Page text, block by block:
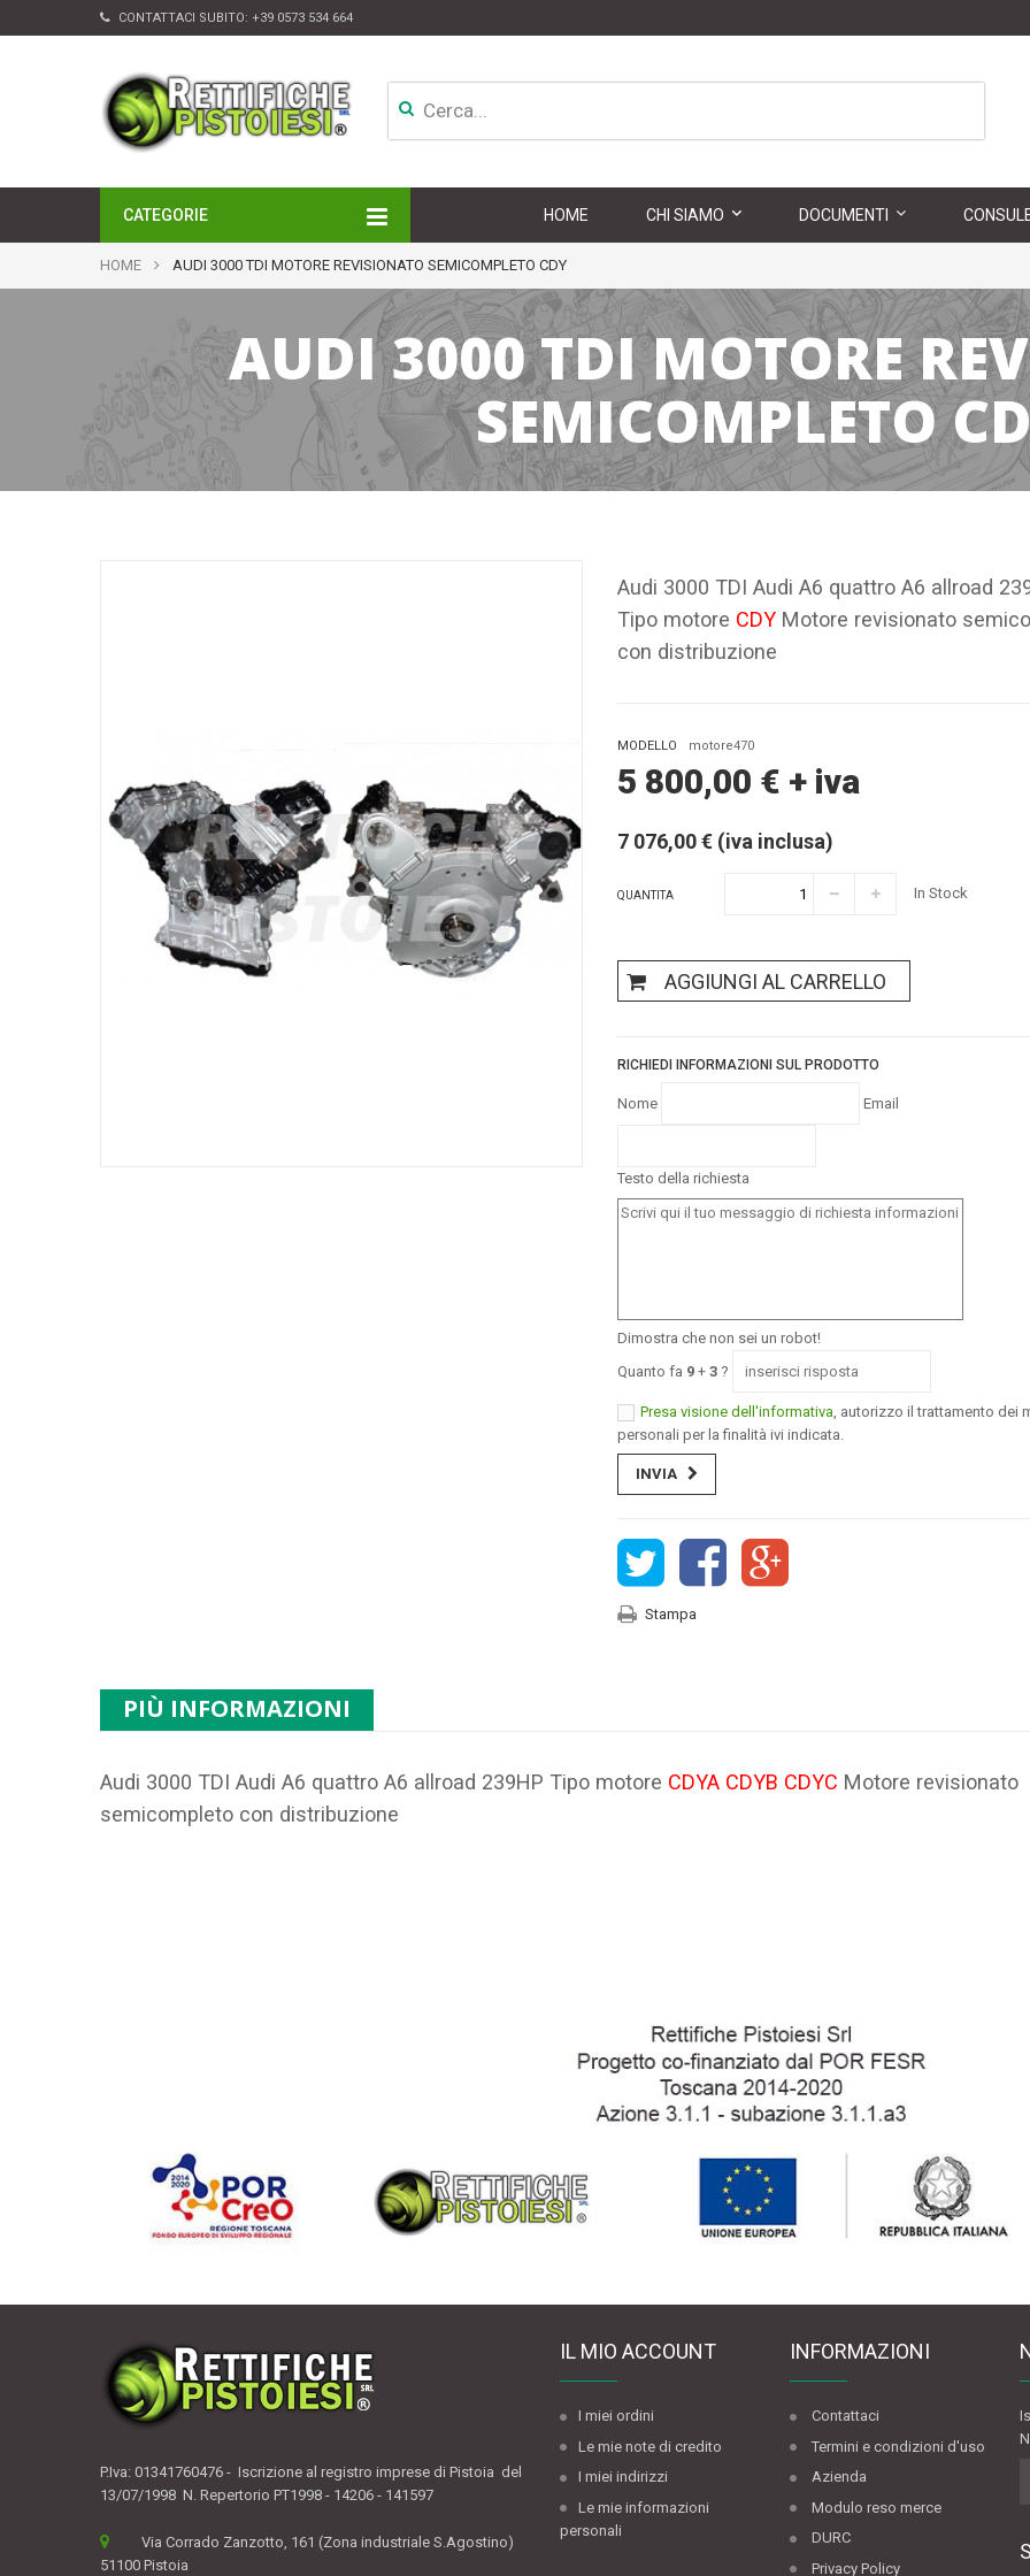
CONTATTACI SUBITO: +39 0573 534 664
CATEGORIE
APPARATI DI INIEZIONE
TURBINE
ALTRI ACCESSORI
HOME CHI SIAMO DOCUMENTI
HOME AUDI 3000 TDI MOTORE REVISIONATO SEMICOMPLETO CDY
AUDI 3000 TDI MOTORE
SEMICOMPLETO
Audi 3000 TDI Audi A6 quattro A6 allroad
Tipo motore CDY Motore revisionato
con distribuzione
MODELLO motore470
5 800,00 € + iva
7 076,00 € (iva inclusa)
QUANTITA In Stock
AGGIUNGI AL CARRELLO
RICHIEDI INFORMAZIONI SUL PRODOTTO
Nome Email
Testo della richiesta
Dimostra che non sei un robot!
Quanto fa 9 + 3 ?
Presa visione dell'informativa , autorizzo il trattamento dei
personali per la finalità ivi indicata.
INVIA
Stampa
PIÙ INFORMAZIONI
Audi 3000 TDI Audi A6 quattro A6 allroad 239HP Tipo motore CDYA CDYB CDYC Motore revisionato
semicompleto con distribuzione
P.Iva: 01341760476 - Iscrizione al registro imprese di Pistoia del
13/07/1998 N. Repertorio PT1998 - 14206 - 141597
Via Corrado Zanzotto, 161 (Zona industriale S.Agostino)
51100 Pistoia
IL MIO ACCOUNT
I miei ordini
Le mie note di credito
I miei indirizzi
Le mie informazioni
personali
INFORMAZIONI
Contattaci
Termini e condizioni d'uso
Azienda
Modulo reso merce
DURC
Privacy Policy